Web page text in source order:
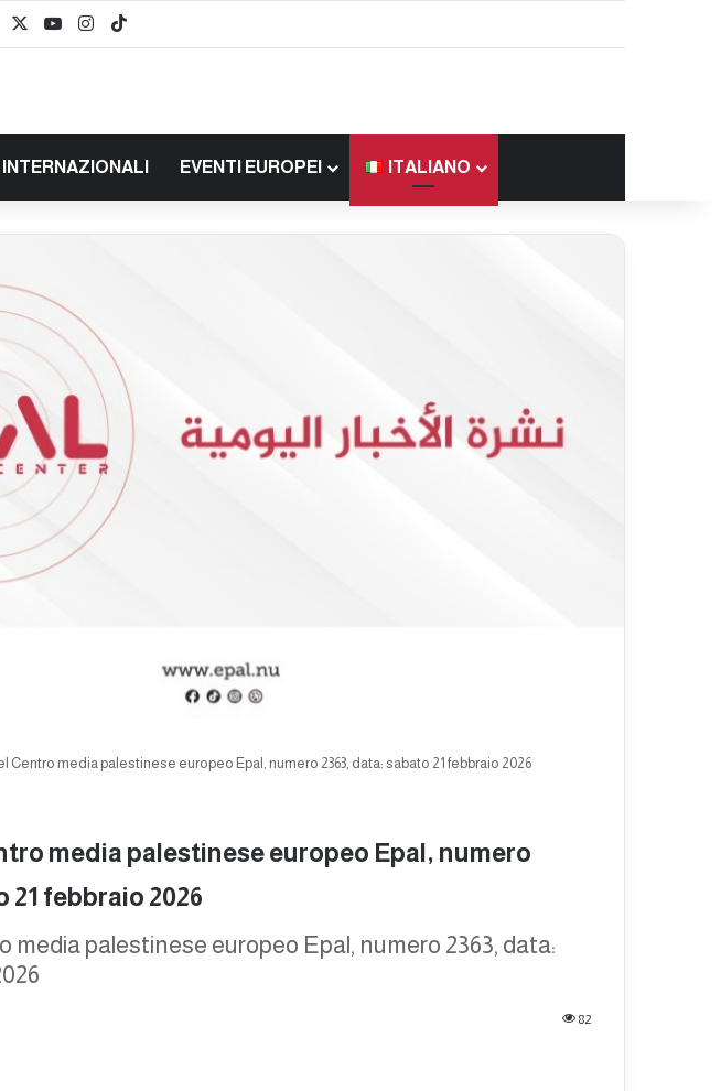
You TubeInstagram
EVENTI EUROPEI ITALIANO
Centro media palestinese europeo Epal, numero 2363, data: sabato 21 febbraio 2026
media palestinese europeo Epal, numero
21 febbraio 2026
media palestinese europeo Epal, numero 2363, data:
82